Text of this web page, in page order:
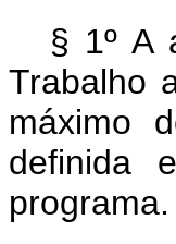
§ 1º A
Trabalho
máximo
definida
programa.